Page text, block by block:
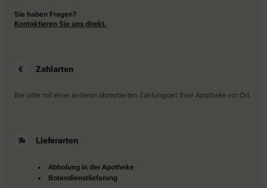
Sie haben Fragen?
Kontaktieren Sie uns direkt.
Zahlarten
Bar oder mit einer anderen akzeptierten Zahlungsart Ihrer Apotheke vor Ort.
Lieferarten
Abholung in der Apotheke
Botendienstlieferung